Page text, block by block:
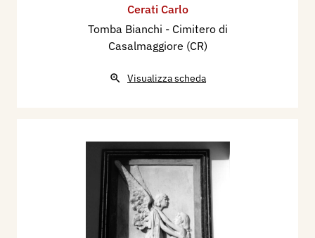
Cerati Carlo
Tomba Bianchi - Cimitero di
Casalmaggiore (CR)
Visualizza scheda